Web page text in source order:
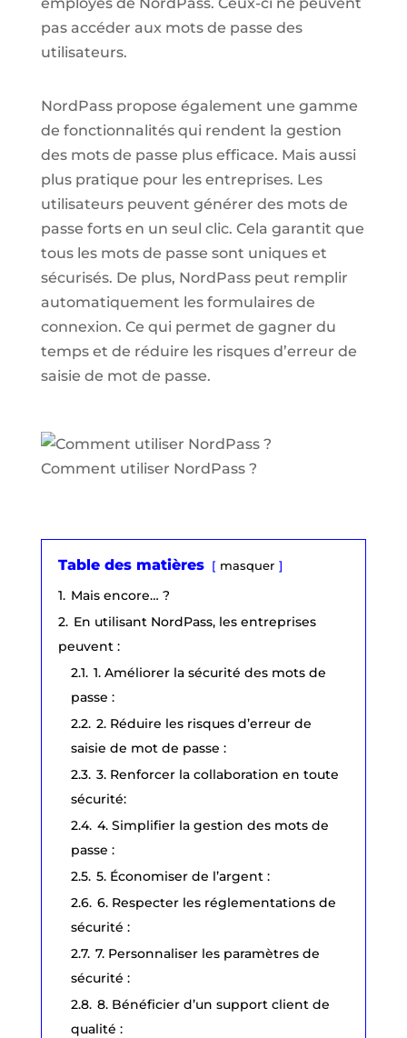
pas accéder aux mots de passe des
utilisateurs.
NordPass propose également une gamme
de fonctionnalités qui rendent la gestion
des mots de passe plus efficace. Mais aussi
plus pratique pour les entreprises. Les
utilisateurs peuvent générer des mots de
passe forts en un seul clic. Cela garantit que
tous les mots de passe sont uniques et
sécurisés. De plus, NordPass peut remplir
automatiquement les formulaires de
connexion. Ce qui permet de gagner du
temps et de réduire les risques d’erreur de
saisie de mot de passe.
Comment utiliser NordPass ?
Table des matières masquer
1. Mais encore… ?
2. En utilisant NordPass, les entreprises
peuvent :
2.1. 1. Améliorer la sécurité des mots de
passe :
2.2. 2. Réduire les risques d’erreur de
saisie de mot de passe :
2.3. 3. Renforcer la collaboration en toute
sécurité:
2.4. 4. Simplifier la gestion des mots de
passe :
2.5. 5. Économiser de l’argent :
2.6. 6. Respecter les réglementations de
sécurité :
2.7. 7. Personnaliser les paramètres de
sécurité :
2.8. 8. Bénéficier d’un support client de
qualité :